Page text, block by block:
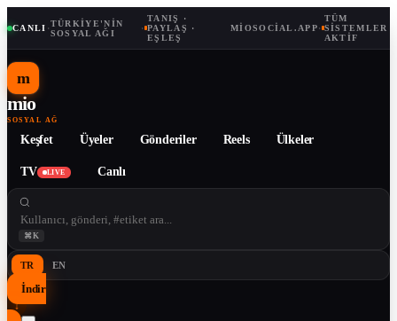
CANLI ·TÜRKIYE'NIN
SOSYAL AĞI
·
TANIŞ ·
PAYLAŞ ·
EŞLEŞ
MIOSOCIAL.APP·
TÜM
SISTEMLER
AKTIF
m
mio
SOSYAL AĞ
Keşfet Üyeler Gönderiler Reels Ülkeler
TV LIVE Canlı
⌘K
TR EN
İndir
↓